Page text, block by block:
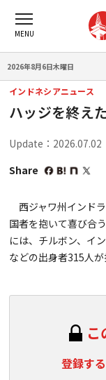
2026年8月6日木曜日
インドネシアニュース
ハッジを終え
Update：2026.07.02
Share
西ジャワ州インド
国者を抱いて喜び合
には、チルボン、イ
などの出身者315人が
こ
登録す